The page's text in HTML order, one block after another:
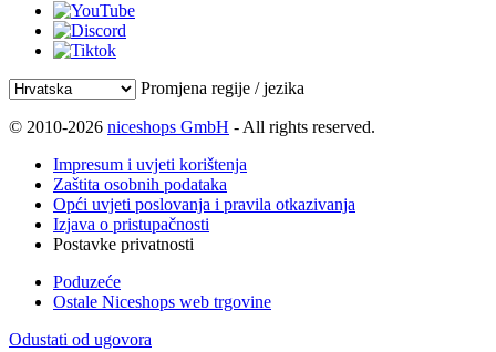
Promjena regije / jezika
© 2010-2026 niceshops GmbH - All rights reserved.
Impresum i uvjeti korištenja
Zaštita osobnih podataka
Opći uvjeti poslovanja i pravila otkazivanja
Izjava o pristupačnosti
Postavke privatnosti
Poduzeće
Ostale Niceshops web trgovine
Odustati od ugovora